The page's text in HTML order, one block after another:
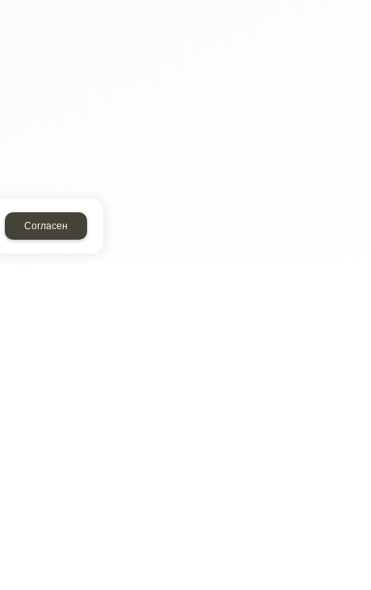
Согласен